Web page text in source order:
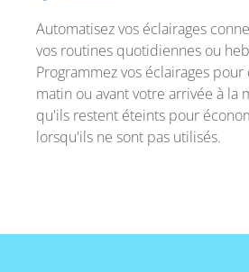
Automatisez vos éclairages
vos routines quotidiennes ou
Programmez vos éclairages
matin ou avant votre arrivée à la
qu'ils restent éteints pour
lorsqu'ils ne sont pas utilisés.